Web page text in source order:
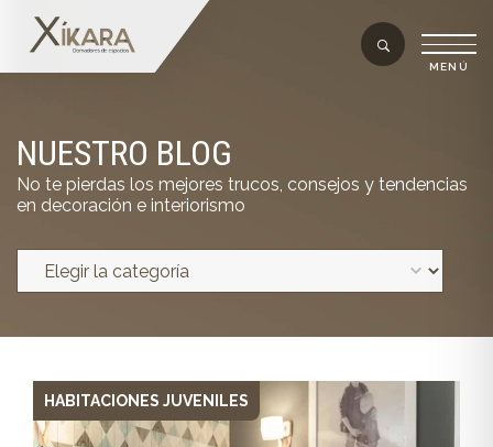
NUESTRO BLOG
No te pierdas los mejores trucos, consejos y tendencias
en decoración e interiorismo
HABITACIONES JUVENILES